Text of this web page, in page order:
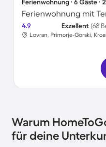
Ferienwohnung ∙ 6 Gäste ∙
Ferienwohnung mit
4.9 Exzellent (68
Lovran, Primorje-Gorski,
Warum
für deine